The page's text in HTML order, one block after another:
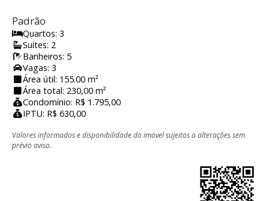
Padrão
Quartos: 3
Suítes: 2
Banheiros: 5
Vagas: 3
Área útil: 155.00 m²
Área total: 230,00 m²
Condomínio: R$ 1.795,00
IPTU: R$ 630,00
Valores informados e disponibilidade do imóvel sujeitos a alterações sem
prévio aviso.